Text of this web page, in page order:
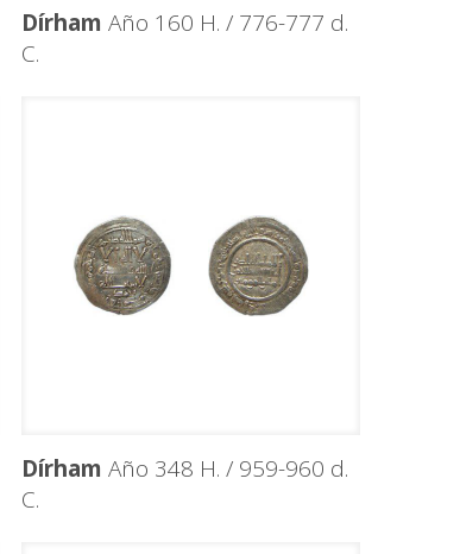
Dírham Año 160 H. / 776-777 d.
C.
Dírham Año 348 H. / 959-960 d.
C.